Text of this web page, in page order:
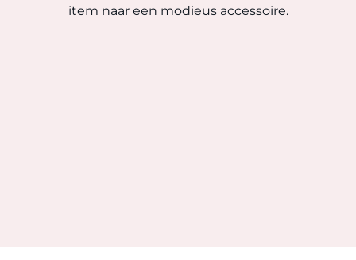
item naar een modieus accessoire.